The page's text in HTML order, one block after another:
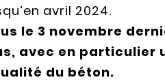
avril 2024.
le 3 novembre
avec en particulier
du béton.